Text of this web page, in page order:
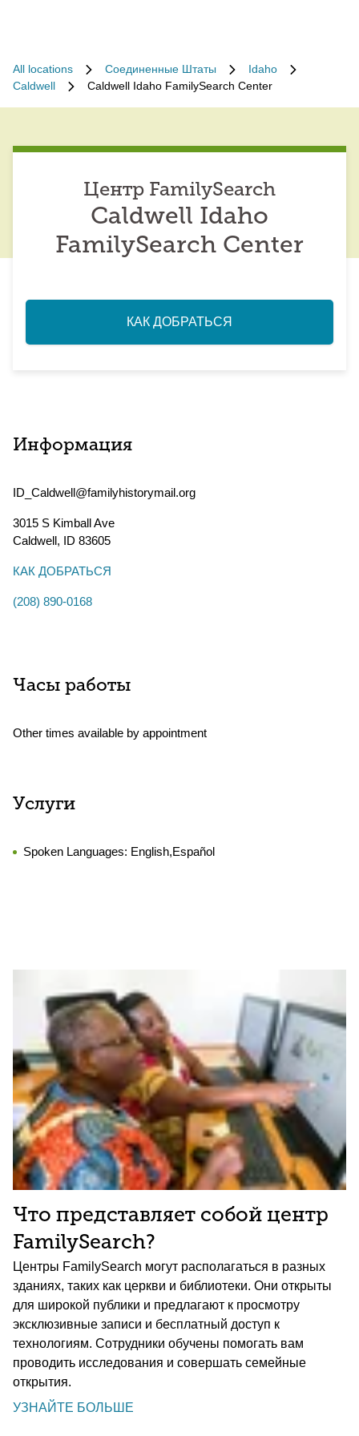
All locations Соединенные Штаты
Idaho
Caldwell
Caldwell Idaho FamilySearch Center
Центр FamilySearch
Caldwell Idaho
FamilySearch Center
КАК ДОБРАТЬСЯ
Информация
ID_Caldwell@familyhistorymail.org
3015 S Kimball Ave
Caldwell, ID 83605
КАК ДОБРАТЬСЯ
(208) 890-0168
Часы работы
Other times available by appointment
Услуги
Spoken Languages: English,Español
Что представляет собой центр
FamilySearch?
Центры FamilySearch могут располагаться в разных
зданиях, таких как церкви и библиотеки. Они открыты
для широкой публики и предлагают к просмотру
эксклюзивные записи и бесплатный доступ к
технологиям. Сотрудники обучены помогать вам
проводить исследования и совершать семейные
открытия.
УЗНАЙТЕ БОЛЬШЕ